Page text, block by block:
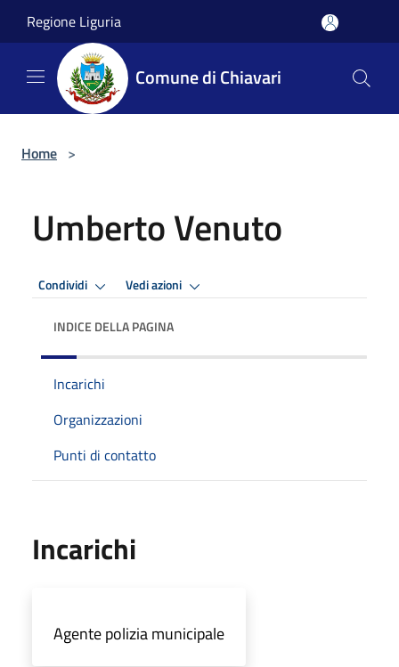
Regione Liguria
Comune di Chiavari
Home >
Umberto Venuto
Condividi Vedi azioni
INDICE DELLA PAGINA
Incarichi
Organizzazioni
Punti di contatto
Incarichi
Agente polizia municipale